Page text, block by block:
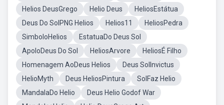
Helios DeusGrego
Helio Deus
HeliosEstátua
Deus Do SolPNG Helios
Helios11
HeliosPedra
SimboloHelios
EstatuaDo Deus Sol
ApoloDeus Do Sol
HeliosArvore
HeliosÉ Filho
Homenagem AoDeus Helios
Deus SolInvictus
HelioMyth
Deus HeliosPintura
SolFaz Helio
MandalaDo Helio
Deus Helio Godof War